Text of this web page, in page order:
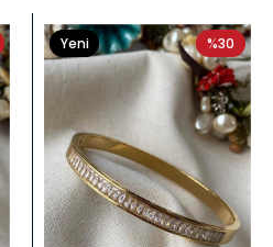
%30
Yeni
Ürün